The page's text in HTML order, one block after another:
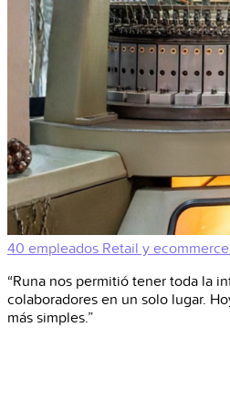
40 empleados Retail y ecommerce
“Runa nos permitió tener toda la
colaboradores en un solo lugar.
más simples.”